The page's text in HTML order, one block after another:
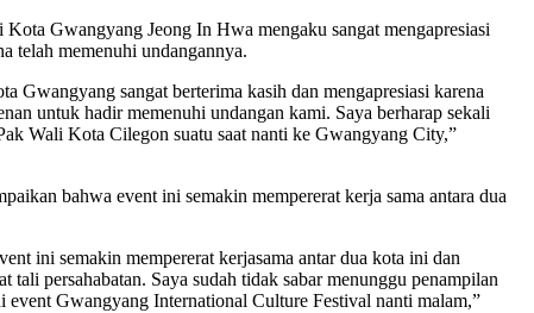
Kota Gwangyang Jeong In Hwa mengaku sangat mengapresiasi
telah memenuhi undangannya.
Gwangyang sangat berterima kasih dan mengapresiasi karena
untuk hadir memenuhi undangan kami. Saya berharap sekali
Wali Kota Cilegon suatu saat nanti ke Gwangyang City,”
bahwa event ini semakin mempererat kerja sama antara dua
ini semakin mempererat kerjasama antar dua kota ini dan
tali persahabatan. Saya sudah tidak sabar menunggu penampilan
event Gwangyang International Culture Festival nanti malam,”